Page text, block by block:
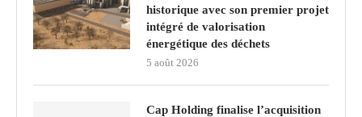
historique avec son premier projet
intégré de valorisation
énergétique des déchets
5 août 2026
Cap Holding finalise l’acquisition